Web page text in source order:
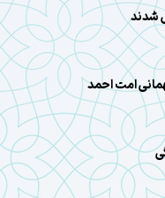
شدند
امت احمد